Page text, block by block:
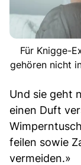
Für Knigge-
gehören nicht
Und sie geht
einen Duft
feilen sowie
vermeiden.»